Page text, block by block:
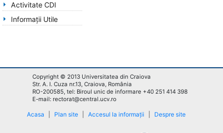
Activitate CDI
Informaţii Utile
Copyright © 2013 Universitatea din Craiova
Str. A. I. Cuza nr.13, Craiova, România
RO-200585, tel: Biroul unic de informare +40 251 414 398
E-mail: rectorat@central.ucv.ro
Acasa Plan site Accesul la informații Despre site